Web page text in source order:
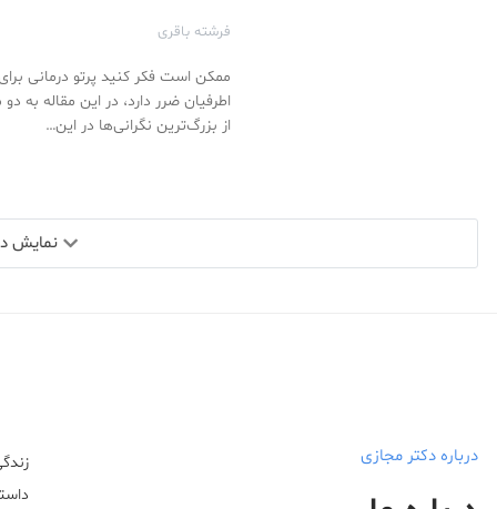
فرشته باقری
ممکن است فکر کنید پرتو درمانی
اطرفیان ضرر دارد، در این مقاله به دو
از بزرگ‌ترین نگرانی‌ها در این…
نمایش
درباره دکتر مجازی